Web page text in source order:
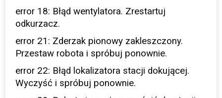
error 18: Błąd wentylatora. Zrestartuj
odkurzacz.
error 21: Zderzak pionowy zakleszczony.
Przestaw robota i spróbuj ponownie.
error 22: Błąd lokalizatora stacji dokującej.
Wyczyść i spróbuj ponownie.